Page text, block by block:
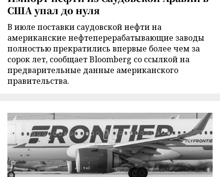
США упал до нуля
В июле поставки саудовской нефти на
американские нефтеперерабатывающие заводы
полностью прекратились впервые более чем за
сорок лет, сообщает Bloomberg со ссылкой на
предварительные данные американского
правительства.